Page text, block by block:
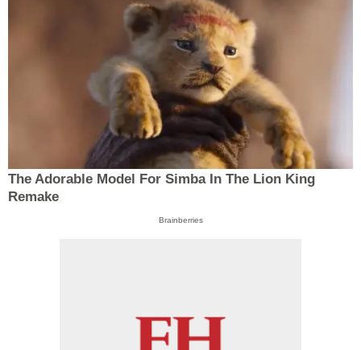
The Adorable Model For Simba In The Lion King
Remake
Brainberries